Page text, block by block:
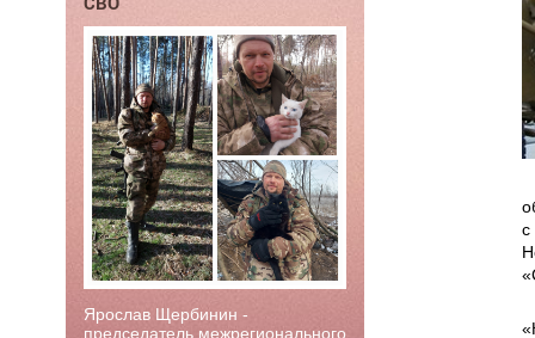
Ярослав Щербинин -
председатель межрегионального
с